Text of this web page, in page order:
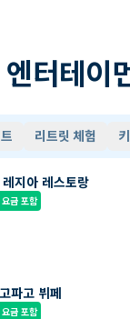
터테이
리트릿 체험
레지아 레스토랑
요금 포함
파고 뷔페
요금 포함